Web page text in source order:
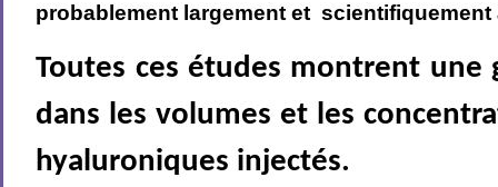
probablement largement et scientifiquement
Toutes ces études montrent une
dans les volumes et les
hyaluroniques injectés.